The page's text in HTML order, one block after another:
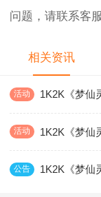
问题，请联系客服
相关资讯
活动
活动
公告